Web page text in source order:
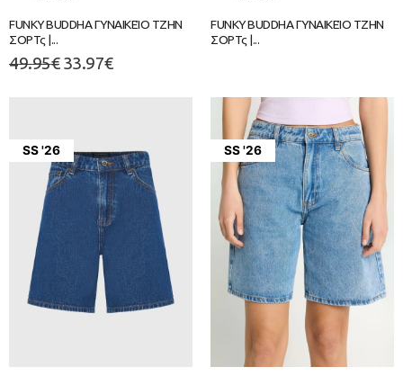
FUNKY BUDDHA ΓΥΝΑΙΚΕΊΟ ΤΖΗΝ
ΣΟΡΤς |...
49.95€ 33.97€
FUNKY BUDDHA ΓΥΝΑΙΚΕΊΟ ΤΖΗΝ
ΣΟΡΤς |...
SS '26 SS '26